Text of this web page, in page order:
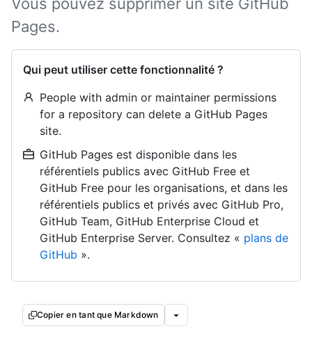
Pages.
Qui peut utiliser cette fonctionnalité ?
People with admin or maintainer permissions
for a repository can delete a GitHub Pages
site.
GitHub Pages est disponible dans les
référentiels publics avec GitHub Free et
GitHub Free pour les organisations, et dans les
référentiels publics et privés avec GitHub Pro,
GitHub Team, GitHub Enterprise Cloud et
GitHub Enterprise Server. Consultez « plans de
GitHub ».
Copier en tant que Markdown